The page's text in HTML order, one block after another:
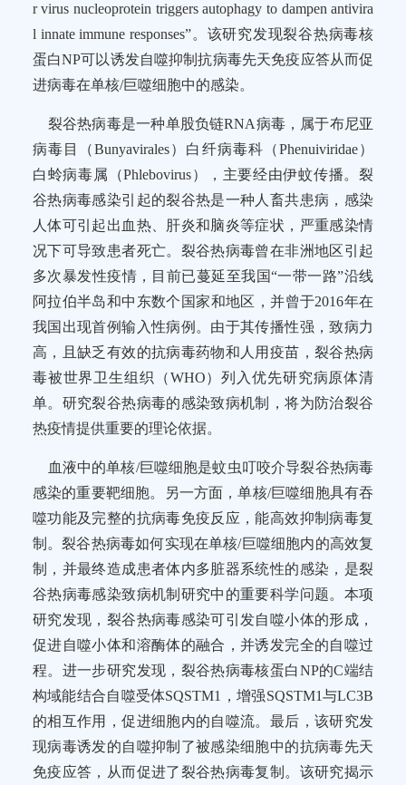
r virus nucleoprotein triggers autophagy to dampen antivira
l innate immune responses”。该研究发现裂谷热病毒核
蛋白NP可以诱发自噬抑制抗病毒先天免疫应答从而促
进病毒在单核/巨噬细胞中的感染。
裂谷热病毒是一种单股负链RNA病毒，属于布尼亚
病毒目（Bunyavirales）白纤病毒科（Phenuiviridae）
白蛉病毒属（Phlebovirus），主要经由伊蚊传播。裂
谷热病毒感染引起的裂谷热是一种人畜共患病，感染
人体可引起出血热、肝炎和脑炎等症状，严重感染情
况下可导致患者死亡。裂谷热病毒曾在非洲地区引起
多次暴发性疫情，目前已蔓延至我国“一带一路”沿线
阿拉伯半岛和中东数个国家和地区，并曾于2016年在
我国出现首例输入性病例。由于其传播性强，致病力
高，且缺乏有效的抗病毒药物和人用疫苗，裂谷热病
毒被世界卫生组织（WHO）列入优先研究病原体清
单。研究裂谷热病毒的感染致病机制，将为防治裂谷
热疫情提供重要的理论依据。
血液中的单核/巨噬细胞是蚊虫叮咬介导裂谷热病毒
感染的重要靶细胞。另一方面，单核/巨噬细胞具有吞
噬功能及完整的抗病毒免疫反应，能高效抑制病毒复
制。裂谷热病毒如何实现在单核/巨噬细胞内的高效复
制，并最终造成患者体内多脏器系统性的感染，是裂
谷热病毒感染致病机制研究中的重要科学问题。本项
研究发现，裂谷热病毒感染可引发自噬小体的形成，
促进自噬小体和溶酶体的融合，并诱发完全的自噬过
程。进一步研究发现，裂谷热病毒核蛋白NP的C端结
构域能结合自噬受体SQSTM1，增强SQSTM1与LC3B
的相互作用，促进细胞内的自噬流。最后，该研究发
现病毒诱发的自噬抑制了被感染细胞中的抗病毒先天
免疫应答，从而促进了裂谷热病毒复制。该研究揭示